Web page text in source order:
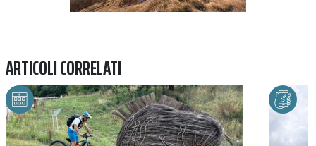
ARTICOLI CORRELATI